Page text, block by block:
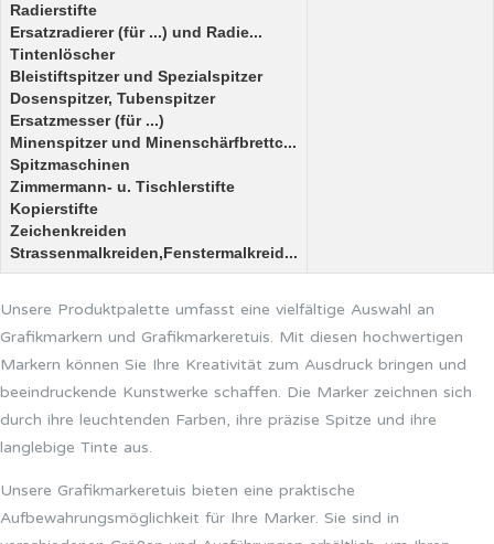
Radierstifte
Ersatzradierer (für ...) und Radie...
Tintenlöscher
Bleistiftspitzer und Spezialspitzer
Dosenspitzer, Tubenspitzer
Ersatzmesser (für ...)
Minenspitzer und Minenschärfbrettc...
Spitzmaschinen
Zimmermann- u. Tischlerstifte
Kopierstifte
Zeichenkreiden
Strassenmalkreiden,Fenstermalkreid...
Unsere Produktpalette umfasst eine vielfältige Auswahl an
Grafikmarkern und Grafikmarkeretuis. Mit diesen hochwertigen
Markern können Sie Ihre Kreativität zum Ausdruck bringen und
beeindruckende Kunstwerke schaffen. Die Marker zeichnen sich
durch ihre leuchtenden Farben, ihre präzise Spitze und ihre
langlebige Tinte aus.
Unsere Grafikmarkeretuis bieten eine praktische
Aufbewahrungsmöglichkeit für Ihre Marker. Sie sind in